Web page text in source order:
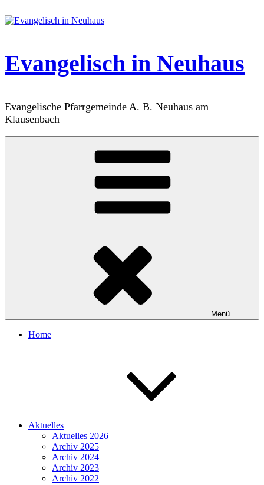
Inhalt
Evangelisch in Neuhaus
Evangelische Pfarrgemeinde A. B. Neuhaus am
Klausenbach
Menü
Home
Aktuelles
Aktuelles 2026
Archiv 2025
Archiv 2024
Archiv 2023
Archiv 2022